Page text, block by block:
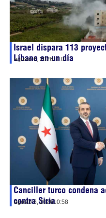
Israel dispara 113
Líbano en un día
agosto 6, 202611:01
Canciller turco condena
contra Siria
agosto 6, 202610:58